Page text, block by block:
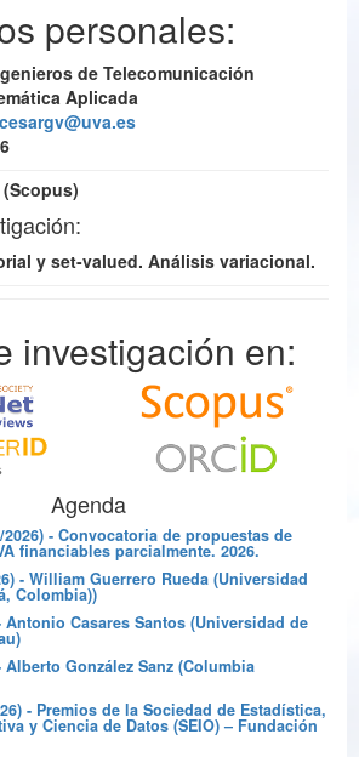
personales:
de Telecomunicación
Aplicada
cesargv@uva.es
(Scopus)
y set-valued. Análisis variacional.
investigación en:
Agenda
- Convocatoria de propuestas de
financiables parcialmente. 2026.
- William Guerrero Rueda (Universidad
Colombia))
Antonio Casares Santos (Universidad de
Alberto González Sanz (Columbia
- Premios de la Sociedad de Estadística,
y Ciencia de Datos (SEIO) – Fundación